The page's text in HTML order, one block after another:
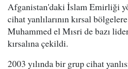
Afganistan'daki İslam Emirliği
cihat yanlılarının kırsal
Muhammed el Mısri de bazı
kırsalına çekildi.
2003 yılında bir grup cihat